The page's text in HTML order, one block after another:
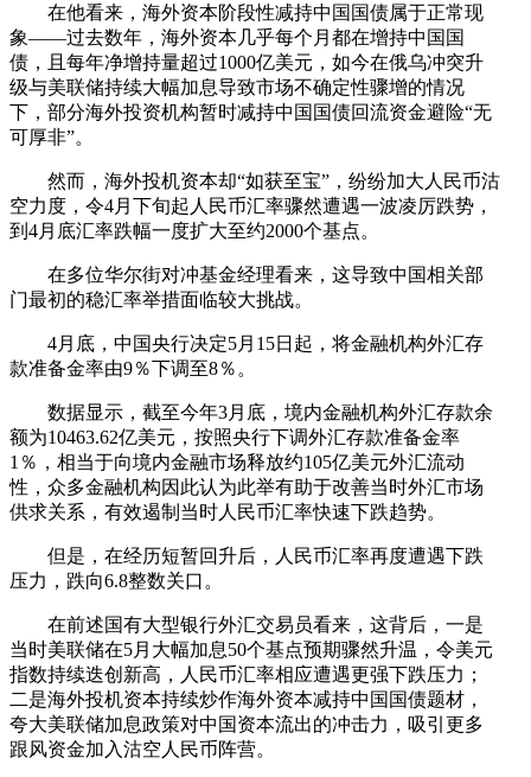
在他看来，海外资本阶段性减持中国国债属于正常现
象——过去数年，海外资本几乎每个月都在增持中国国
债，且每年净增持量超过1000亿美元，如今在俄乌冲突升
级与美联储持续大幅加息导致市场不确定性骤增的情况
下，部分海外投资机构暂时减持中国国债回流资金避险“无
可厚非”。
然而，海外投机资本却“如获至宝”，纷纷加大人民币沽
空力度，令4月下旬起人民币汇率骤然遭遇一波凌厉跌势，
到4月底汇率跌幅一度扩大至约2000个基点。
在多位华尔街对冲基金经理看来，这导致中国相关部
门最初的稳汇率举措面临较大挑战。
4月底，中国央行决定5月15日起，将金融机构外汇存
款准备金率由9％下调至8％。
数据显示，截至今年3月底，境内金融机构外汇存款余
额为10463.62亿美元，按照央行下调外汇存款准备金率
1％，相当于向境内金融市场释放约105亿美元外汇流动
性，众多金融机构因此认为此举有助于改善当时外汇市场
供求关系，有效遏制当时人民币汇率快速下跌趋势。
但是，在经历短暂回升后，人民币汇率再度遭遇下跌
压力，跌向6.8整数关口。
在前述国有大型银行外汇交易员看来，这背后，一是
当时美联储在5月大幅加息50个基点预期骤然升温，令美元
指数持续迭创新高，人民币汇率相应遭遇更强下跌压力；
二是海外投机资本持续炒作海外资本减持中国国债题材，
夸大美联储加息政策对中国资本流出的冲击力，吸引更多
跟风资金加入沽空人民币阵营。